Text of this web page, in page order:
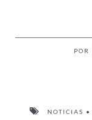
NOTICIAS •